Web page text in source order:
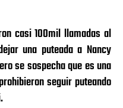
casi 100mil llamadas al
una puteada a Nancy
se sospecha que es una
seguir puteando